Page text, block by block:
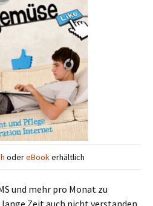
odereBookerhältlich
und mehr pro Monat zu
lange Zeit auch nicht verstanden